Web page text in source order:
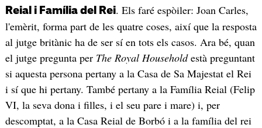
Reial i Família del Rei. Els faré espòiler: Joan Carles,
l'emèrit, forma part de les quatre coses, així que la resposta
al jutge britànic ha de ser sí en tots els casos. Ara bé, quan
el jutge pregunta per The Royal Householdestà preguntant
si aquesta persona pertany a la Casa de Sa Majestat el Rei
i sí que hi pertany. També pertany a la Família Reial (Felip
VI, la seva dona i filles, i el seu pare i mare) i, per
descomptat, a la Casa Reial de Borbó i a la família del rei